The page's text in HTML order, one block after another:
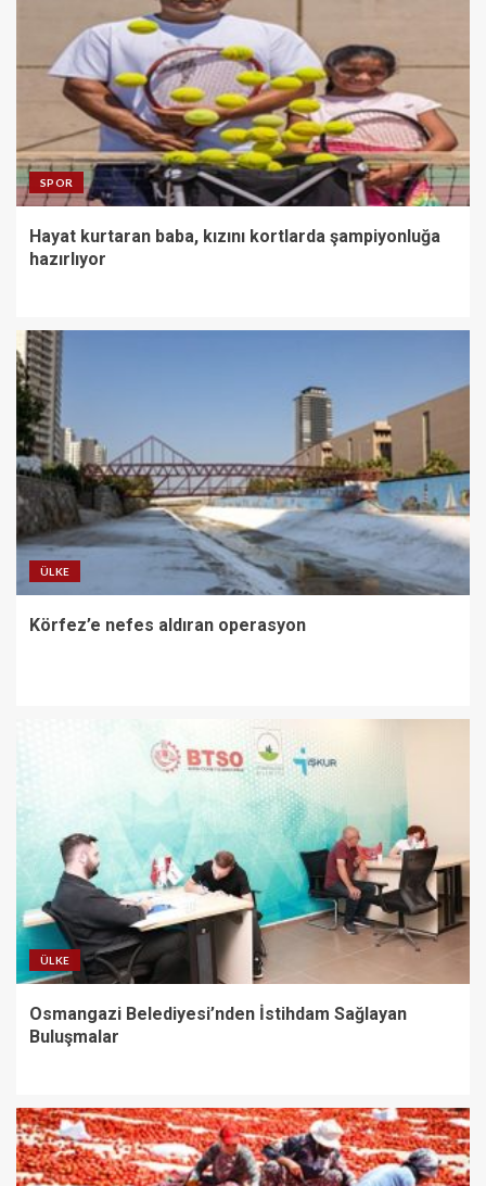
SPOR
Hayat kurtaran baba, kızını kortlarda şampiyonluğa
hazırlıyor
ÜLKE
Körfez’e nefes aldıran operasyon
ÜLKE
Osmangazi Belediyesi’nden İstihdam Sağlayan
Buluşmalar